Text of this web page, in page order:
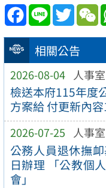
相關公告
2026-08-04 人事室
檢送本府115年度
方案給 付更新內
2026-07-25 人事室
公務人員退休撫
日辦理 「公教個
會」
Facebook
Line